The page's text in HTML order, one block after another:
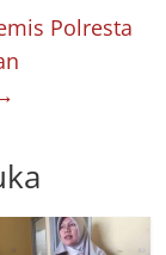
Polresta